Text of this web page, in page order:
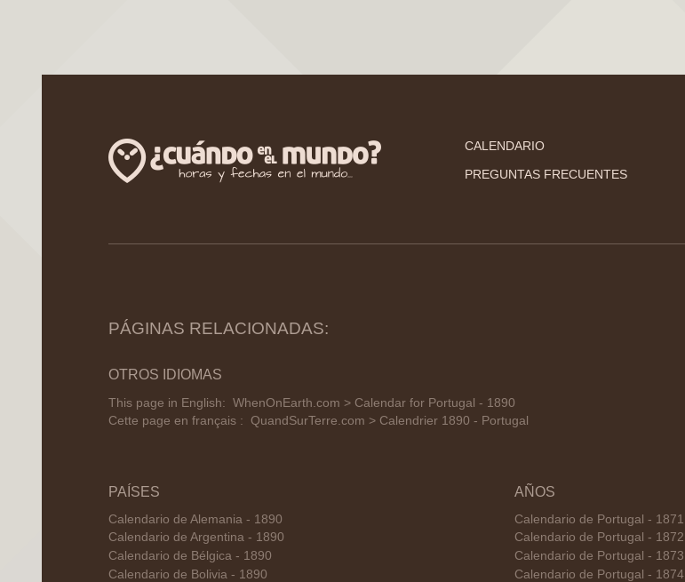
CALENDARIO
PREGUNTAS FRECUENTES
PÁGINAS RELACIONADAS:
OTROS IDIOMAS
This page in English: WhenOnEarth.com > Calendar for Portugal - 1890
Cette page en français : QuandSurTerre.com > Calendrier 1890 - Portugal
PAÍSES
Calendario de Alemania - 1890
Calendario de Argentina - 1890
Calendario de Bélgica - 1890
Calendario de Bolivia - 1890
AÑOS
Calendario de Portugal - 1871
Calendario de Portugal - 1872
Calendario de Portugal - 1873
Calendario de Portugal - 1874